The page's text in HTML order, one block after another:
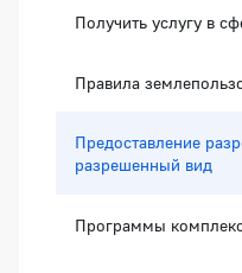
Получить услугу в
Правила
Предоставление
разрешенный вид
Программы